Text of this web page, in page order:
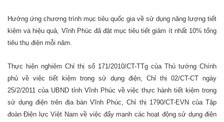
Hưởng ứng chương trình mục tiêu quốc gia về sử dụng năng lượng tiết
kiệm và hiệu quả, Vĩnh Phúc đã đặt mục tiêu tiết giảm ít nhất 10% tổng
tiêu thụ điện mỗi năm.
Thực hiện nghiêm Chỉ thị số 171/2010/CT-TTg của Thủ tướng Chính
phủ về việc tiết kiệm trong sử dụng điện, Chỉ thị 02/CT-CT ngày
25/2/2011 của UBND tỉnh Vĩnh Phúc về việc thực hành tiết kiệm trong
sử dụng điện trên địa bàn Vĩnh Phúc, Chỉ thị 1790/CT-EVN của Tập
đoàn Điện lực Việt Nam về việc đẩy mạnh các hoạt động sử dụng điện